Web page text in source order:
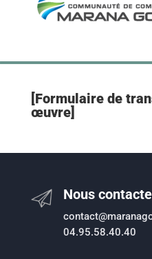
[Formulaire de
œuvre]
Nous
04.95.58.40.40